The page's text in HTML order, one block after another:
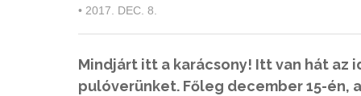
• 2017. DEC. 8.
Mindjárt itt a karácsony! Itt van hát az
pulóverünket. Főleg december 15-én,